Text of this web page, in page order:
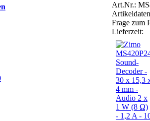
Art.Nr.:
Frage zum
Lieferzeit: